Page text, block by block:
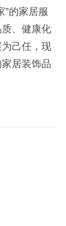
”的家居服
、健康化
己任，现
居装饰品